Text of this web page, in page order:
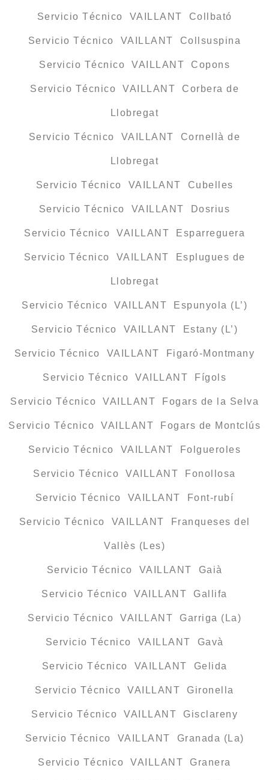
Servicio Técnico VAILLANT Collbató
Servicio Técnico VAILLANT Collsuspina
Servicio Técnico VAILLANT Copons
Servicio Técnico VAILLANT Corbera de
Llobregat
Servicio Técnico VAILLANT Cornellà de
Llobregat
Servicio Técnico VAILLANT Cubelles
Servicio Técnico VAILLANT Dosrius
Servicio Técnico VAILLANT Esparreguera
Servicio Técnico VAILLANT Esplugues de
Llobregat
Servicio Técnico VAILLANT Espunyola (L’)
Servicio Técnico VAILLANT Estany (L’)
Servicio Técnico VAILLANT Figaró-Montmany
Servicio Técnico VAILLANT Fígols
Servicio Técnico VAILLANT Fogars de la Selva
Servicio Técnico VAILLANT Fogars de Montclús
Servicio Técnico VAILLANT Folgueroles
Servicio Técnico VAILLANT Fonollosa
Servicio Técnico VAILLANT Font-rubí
Servicio Técnico VAILLANT Franqueses del
Vallès (Les)
Servicio Técnico VAILLANT Gaià
Servicio Técnico VAILLANT Gallifa
Servicio Técnico VAILLANT Garriga (La)
Servicio Técnico VAILLANT Gavà
Servicio Técnico VAILLANT Gelida
Servicio Técnico VAILLANT Gironella
Servicio Técnico VAILLANT Gisclareny
Servicio Técnico VAILLANT Granada (La)
Servicio Técnico VAILLANT Granera